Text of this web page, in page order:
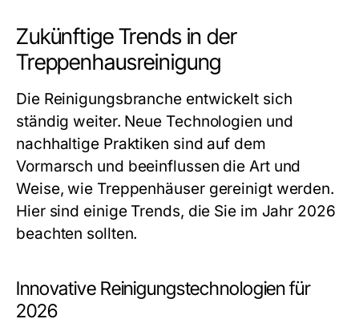
Zukünftige Trends in der
Treppenhausreinigung
Die Reinigungsbranche entwickelt sich
ständig weiter. Neue Technologien und
nachhaltige Praktiken sind auf dem
Vormarsch und beeinflussen die Art und
Weise, wie Treppenhäuser gereinigt werden.
Hier sind einige Trends, die Sie im Jahr 2026
beachten sollten.
Innovative Reinigungstechnologien für
2026